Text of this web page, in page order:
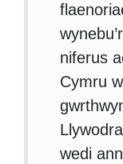
niferus
Cymru
wedi